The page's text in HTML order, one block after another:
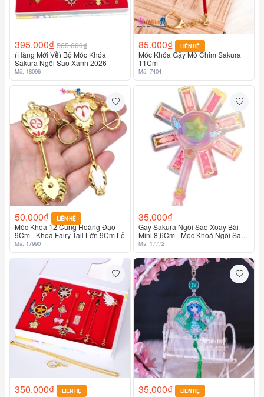
395.000₫ 565.000₫
(Hàng Mới Về) Bộ Móc Khóa
Sakura Ngôi Sao Xanh 2026
Mã: 18096
85.000₫ LIÊN HỆ
Móc Khóa Gậy Mỏ Chim Sakura
11Cm
Mã: 7404
50.000₫ LIÊN HỆ
Móc Khóa 12 Cung Hoàng Đạo
9Cm - Khoá Fairy Tail Lớn 9Cm Lẻ
Mã: 17990
35.000₫
Gậy Sakura Ngôi Sao Xoay Bài
Mini 8,6Cm - Móc Khoá Ngôi Sao
Sakura
Mã: 17772
350.000₫ LIÊN HỆ 35.000₫ LIÊN HỆ